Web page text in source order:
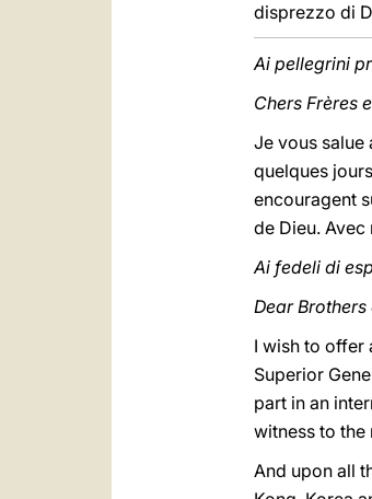
disprezzo di
Ai pellegrini
Chers Frères
Je vous salue
quelques
encouragent
de Dieu.
Ai fedeli di
Dear Brothers
I wish to offer
Superior
part in an
witness to the
And upon all